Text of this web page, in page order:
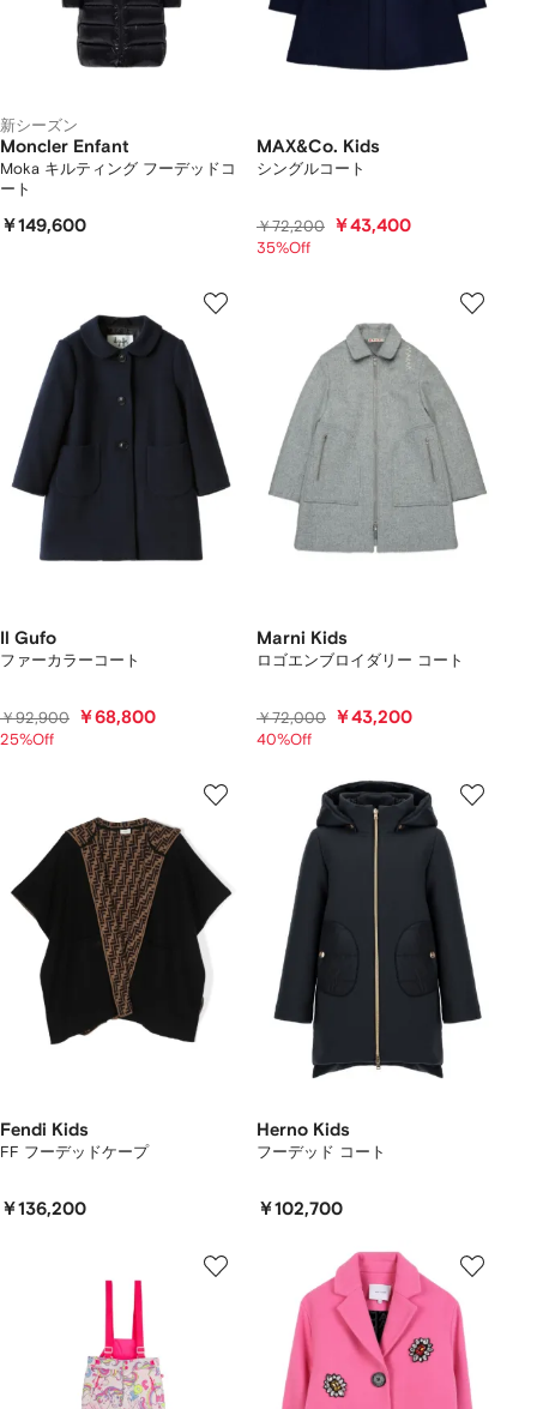
新シーズン
Moncler Enfant
Moka キルティング フーデッドコ
ート
￥149,600
MAX&Co. Kids
シングルコート
￥72,200 ￥43,400
35%Off
Il Gufo
ファーカラーコート
￥92,900 ￥68,800
25%Off
Marni Kids
ロゴエンブロイダリー コート
￥72,000 ￥43,200
40%Off
Fendi Kids
FF フーデッドケープ
￥136,200
Herno Kids
フーデッド コート
￥102,700